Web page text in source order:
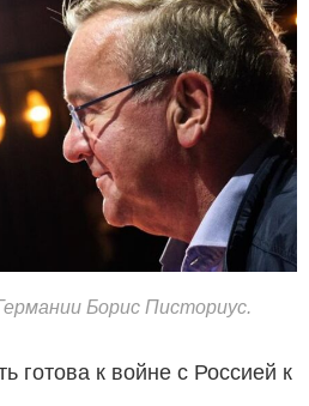
Борис Писториус.
готова к войне с Россией к